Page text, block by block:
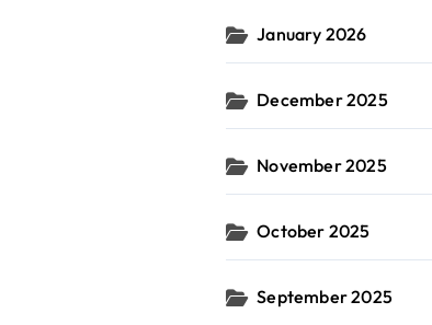
January 2026
December 2025
November 2025
October 2025
September 2025